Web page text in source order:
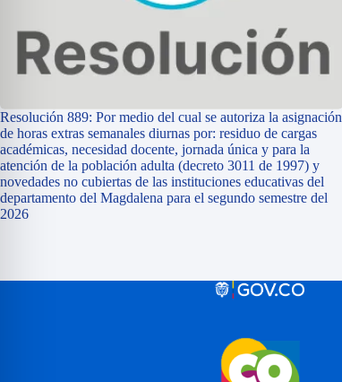
Resolución 889: Por medio del cual se autoriza la asignación
de horas extras semanales diurnas por: residuo de cargas
académicas, necesidad docente, jornada única y para la
atención de la población adulta (decreto 3011 de 1997) y
novedades no cubiertas de las instituciones educativas del
departamento del Magdalena para el segundo semestre del
2026